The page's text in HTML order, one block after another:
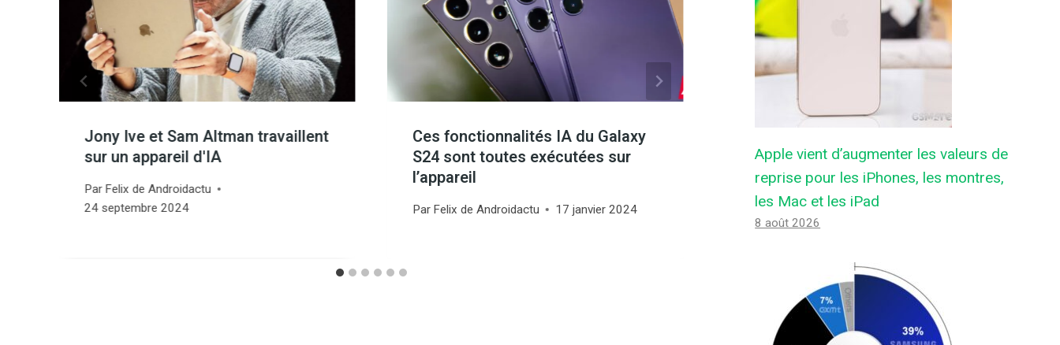
Jony Ive et Sam Altman travaillent
sur un appareil d'IA
Par Felix de Androidactu
24 septembre 2024
Ces fonctionnalités IA du Galaxy
S24 sont toutes exécutées sur
l’appareil
Par Felix de Androidactu 17 janvier 2024
survivra-t-il ?
Felix de Androidactu 8 décembre 2025
Apple vient d’augmenter les valeurs de
reprise pour les iPhones, les montres,
les Mac et les iPad
8 août 2026